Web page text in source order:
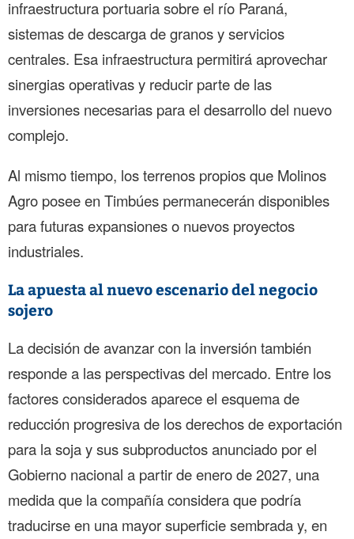
infraestructura portuaria sobre el río Paraná,
sistemas de descarga de granos y servicios
centrales. Esa infraestructura permitirá aprovechar
sinergias operativas y reducir parte de las
inversiones necesarias para el desarrollo del nuevo
complejo.
Al mismo tiempo, los terrenos propios que Molinos
Agro posee en Timbúes permanecerán disponibles
para futuras expansiones o nuevos proyectos
industriales.
La apuesta al nuevo escenario del negocio
sojero
La decisión de avanzar con la inversión también
responde a las perspectivas del mercado. Entre los
factores considerados aparece el esquema de
reducción progresiva de los derechos de exportación
para la soja y sus subproductos anunciado por el
Gobierno nacional a partir de enero de 2027, una
medida que la compañía considera que podría
traducirse en una mayor superficie sembrada y, en